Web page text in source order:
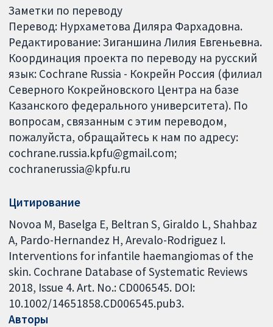
Заметки по переводу
Перевод: Нурхаметова Диляра Фархадовна.
Редактирование: Зиганшина Лилия Евгеньевна.
Координация проекта по переводу на русский
язык: Cochrane Russia - Кокрейн Россия (филиал
Северного Кокрейновского Центра на базе
Казанского федерального университета). По
вопросам, связанным с этим переводом,
пожалуйста, обращайтесь к нам по адресу:
cochrane.russia.kpfu@gmail.com;
cochranerussia@kpfu.ru
Цитирование
Novoa M, Baselga E, Beltran S, Giraldo L, Shahbaz
A, Pardo-Hernandez H, Arevalo-Rodriguez I.
Interventions for infantile haemangiomas of the
skin. Cochrane Database of Systematic Reviews
2018, Issue 4. Art. No.: CD006545. DOI:
10.1002/14651858.CD006545.pub3.
Авторы